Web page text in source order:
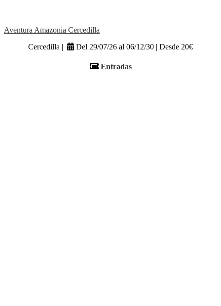
Aventura Amazonia Cercedilla
Cercedilla |
Del 29/07/26 al 06/12/30 | Desde 20€
Entradas